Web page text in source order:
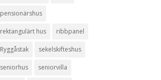
pensionärshus
rektangulärt hus ribbpanel
Ryggåstak sekelskifteshus
seniorhus seniorvilla